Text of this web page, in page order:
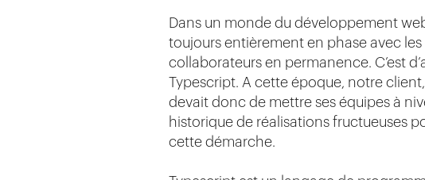
Dans un monde du développement
toujours entièrement en phase avec
collaborateurs en permanence. C’est
Typescript. A cette époque, notre
devait donc de mettre ses équipes à
historique de réalisations fructueuses
cette démarche.